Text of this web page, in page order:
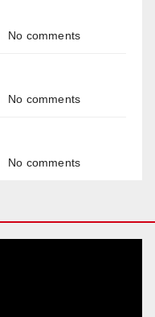
No comments
No comments
No comments